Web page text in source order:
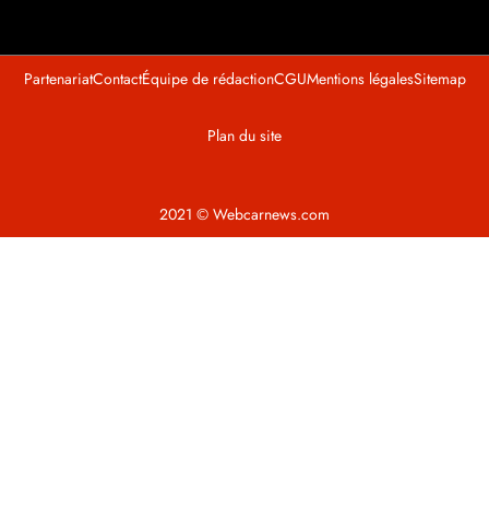
2021 © Webcarnews.com
PartenariatContactÉquipe de rédactionCGUMentions légalesSitemap
Plan du site